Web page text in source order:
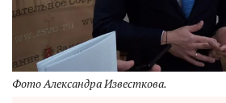
Фото Александра Известкова.